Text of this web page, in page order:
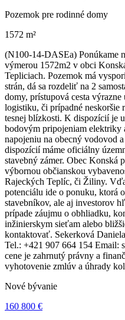
Pozemok pre rodinné domy
1572 m²
(N100-14-DASEa) Ponúkame
výmerou 1572m2 v obci
Tepliciach. Pozemok má
strán, dá sa rozdeliť na 2
domy, prístupová cesta
logistiku, či prípadné neskoršie
tesnej blízkosti. K dispozícií je
bodovým pripojeniam elektriky
napojeniu na obecný vodovod
dispozícií máme oficiálny
stavebný zámer. Obec Konská
výbornou občianskou
Rajeckých Teplíc, či Žiliny.
potenciálu ide o ponuku, ktorá
stavebníkov, ale aj investorov
prípade záujmu o obhliadku,
inžinierskym sieťam alebo
kontaktovať. Sekerková
Tel.: +421 907 664 154 Email:
cene je zahrnutý právny a
vyhotovenie zmlúv a úhrady
Nové bývanie
160 800 €